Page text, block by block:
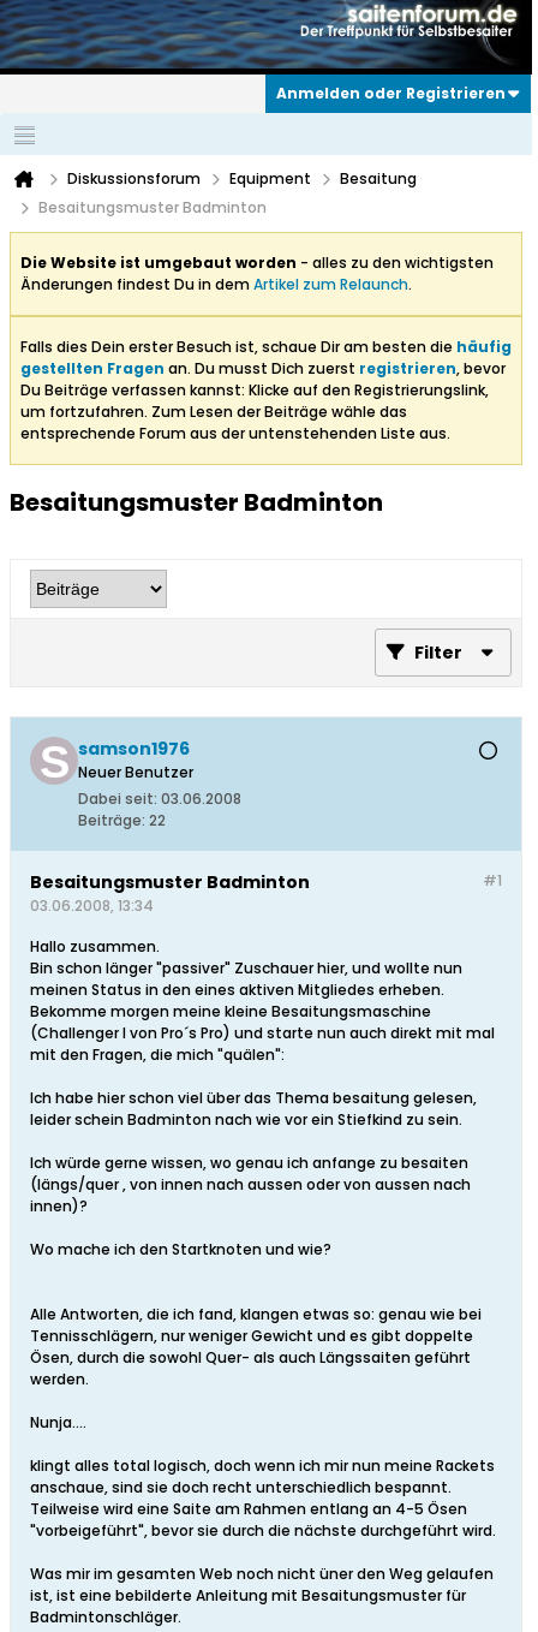
Anmelden oder Registrieren
Diskussionsforum Equipment
Besaitung
Besaitungsmuster Badminton
Die Website ist umgebaut worden - alles zu den wichtigsten
Änderungen findest Du in demArtikel zum Relaunch.
Falls dies Dein erster Besuch ist, schaue Dir am besten die häufig
gestellten Fragen an. Du musst Dich zuerst registrieren, bevor
Du Beiträge verfassen kannst: Klicke auf den Registrierungslink,
um fortzufahren. Zum Lesen der Beiträge wähle das
entsprechende Forum aus der untenstehenden Liste aus.
Besaitungsmuster Badminton
Filter
samson1976
Neuer Benutzer
Dabei seit: 03.06.2008
Beiträge: 22
#1
Besaitungsmuster Badminton
03.06.2008, 13:34
Hallo zusammen.
Bin schon länger "passiver" Zuschauer hier, und wollte nun
meinen Status in den eines aktiven Mitgliedes erheben.
Bekomme morgen meine kleine Besaitungsmaschine
(Challenger I von Pro´s Pro) und starte nun auch direkt mit mal
mit den Fragen, die mich "quälen":
Ich habe hier schon viel über das Thema besaitung gelesen,
leider schein Badminton nach wie vor ein Stiefkind zu sein.
Ich würde gerne wissen, wo genau ich anfange zu besaiten
(längs/quer , von innen nach aussen oder von aussen nach
innen)?
Wo mache ich den Startknoten und wie?
Alle Antworten, die ich fand, klangen etwas so: genau wie bei
Tennisschlägern, nur weniger Gewicht und es gibt doppelte
Ösen, durch die sowohl Quer- als auch Längssaiten geführt
werden.
Nunja....
klingt alles total logisch, doch wenn ich mir nun meine Rackets
anschaue, sind sie doch recht unterschiedlich bespannt.
Teilweise wird eine Saite am Rahmen entlang an 4-5 Ösen
"vorbeigeführt", bevor sie durch die nächste durchgeführt wird.
Was mir im gesamten Web noch nicht üner den Weg gelaufen
ist, ist eine bebilderte Anleitung mit Besaitungsmuster für
Badmintonschläger.